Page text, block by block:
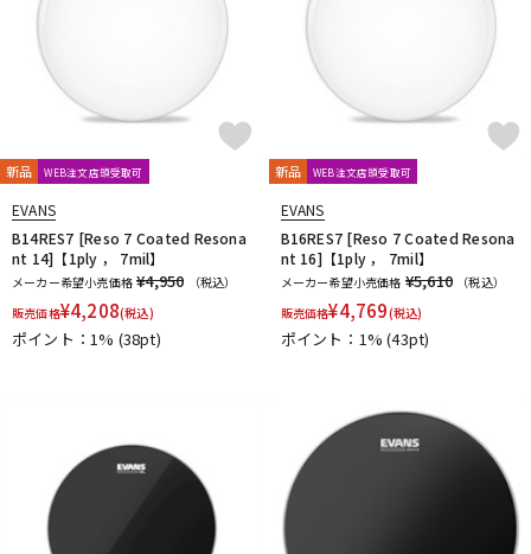
新品 WEB注文店頭受取可
EVANS
B14RES7 [Reso 7 Coated Resona
nt 14]【1ply ， 7mil】
メーカー希望小売価格 ¥4,950
（税込）
販売価格¥4,208(税込)
ポイント：1% (38pt)
新品 WEB注文店頭受取可
EVANS
B16RES7 [Reso 7 Coated Resona
nt 16]【1ply ， 7mil】
メーカー希望小売価格 ¥5,610
（税込）
販売価格¥4,769(税込)
ポイント：1%(43pt)